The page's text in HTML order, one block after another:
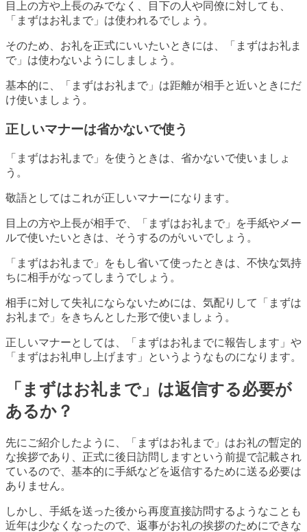
目上の方や上長のみでなく、目下の人や同僚に対しても、
「まずはお礼まで」は使われるでしょう。
そのため、お礼を正式にいいたいときには、「まずはお礼ま
で」は使わないようにしましょう。
基本的に、「まずはお礼まで」は距離が相手と近いときにだ
け使いましょう。
正しいマナーは省かないで使う
「まずはお礼まで」を使うときは、省かないで使いましょ
う。
敬語としてはこれが正しいマナーになります。
目上の方や上長が相手で、「まずはお礼まで」を手紙やメー
ルで使いたいときは、そうするのがいいでしょう。
「まずはお礼まで」をもし省いて使ったときは、不快な気持
ちに相手がなってしまうでしょう。
相手に対して失礼にならないためには、気配りして「まずは
お礼まで」をきちんとした形で使いましょう。
正しいマナーとしては、「まずはお礼までに報告します」や
「まずはお礼申し上げます」というようなものになります。
「まずはお礼まで」は返信する必要が
あるか？
先にご紹介したように、「まずはお礼まで」はお礼の暫定的
な挨拶であり、正式に後日訪問しますという前提で記載され
ているので、基本的に手紙などを返信するために送る必要は
ありません。
しかし、手紙を送った後から再度直接訪問するようなことも
近年は少なくなったので、返事がお礼の挨拶のためにできな